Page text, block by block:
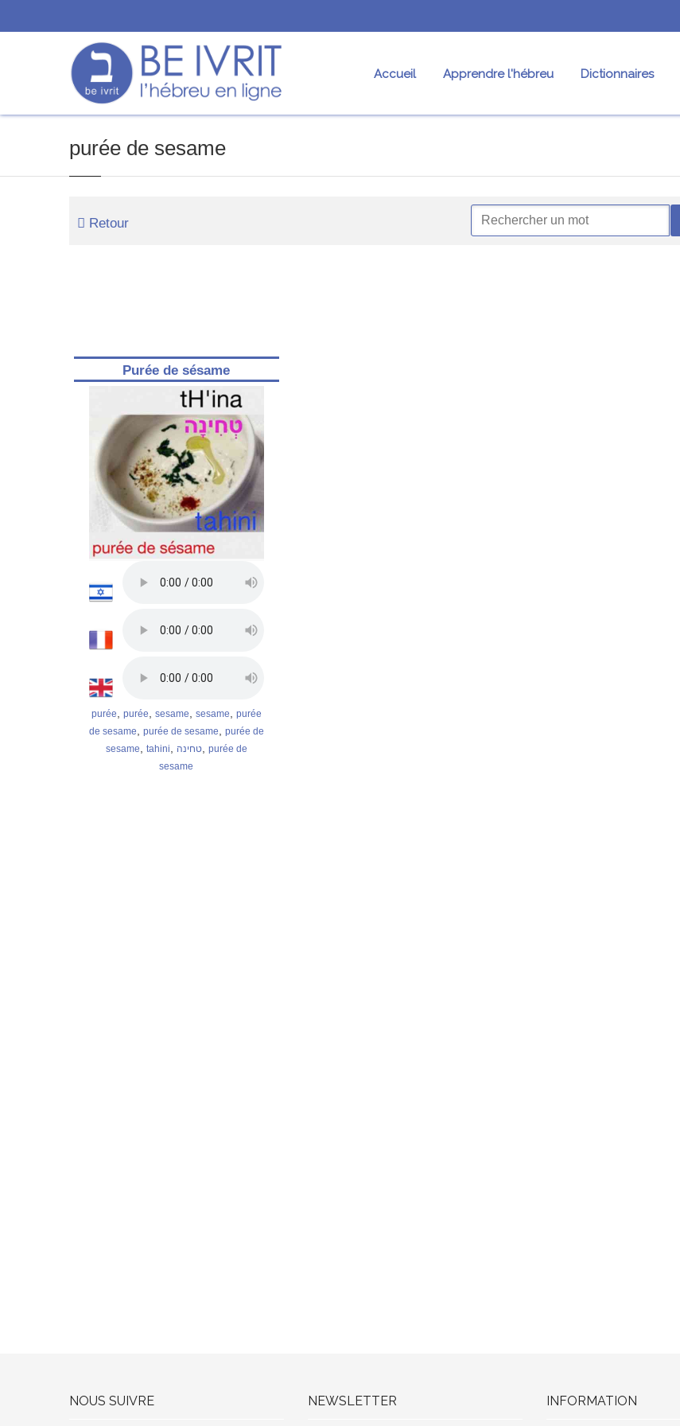
Accueil Apprendre l'hébreu Dictionnaires
purée de sesame
Retour
Purée de sésame
purée purée sesame sesame
purée
de sesame
purée de sesame
purée de
sesame
tahini טחינה, purée de
sesame
NOUS SUIVRE NEWSLETTER INFORMATION